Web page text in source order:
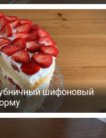
шифоновый